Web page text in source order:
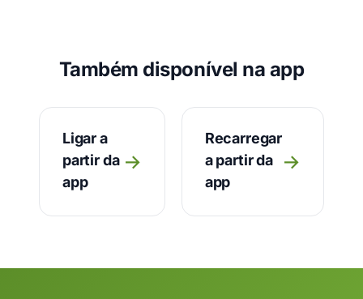
Também disponível na app
Ligar a
partir da
app
→
Recarregar
a partir da
app
→